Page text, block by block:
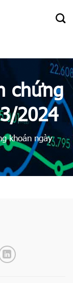
chứng
2024
khoán ngày